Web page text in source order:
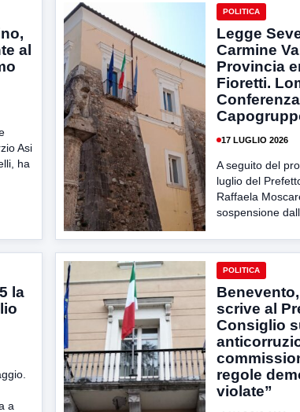
al
Asi
ha
POLITICA
Legge
Carmine
Provincia
Fioretti.
17 LUGLIO 2026
A seguito del
luglio del
Raffaela
sospensione
la
a
POLITICA
scrive al
Consiglio
regole
violate”